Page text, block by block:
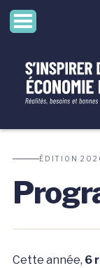
ÉDITION
Cette année, 6